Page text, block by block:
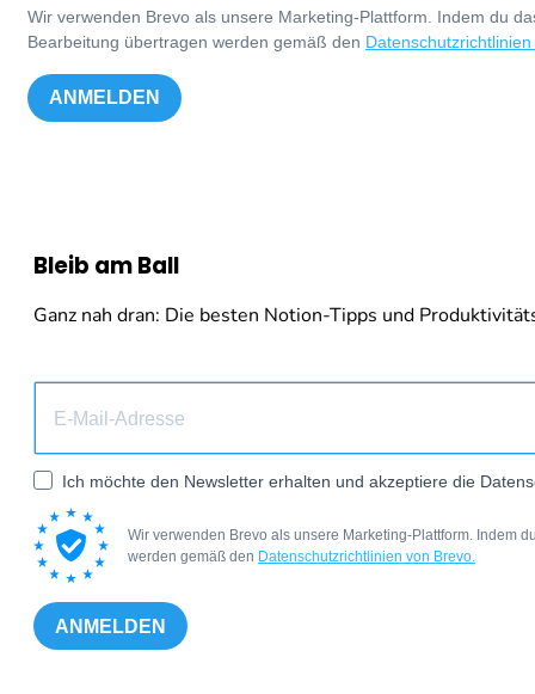
Wir verwenden Brevo als unsere Marketing-Plattform. Indem du
Bearbeitung übertragen werden gemäß den
ANMELDEN
Bleib am Ball
Ganz nah dran: Die besten Notion-Tipps und
Ich möchte den Newsletter erhalten und akzeptiere die
Wir verwenden Brevo als unsere Marketing-Plattform. Indem
werden gemäß den Datenschutzrichtlinien von Brevo.
ANMELDEN